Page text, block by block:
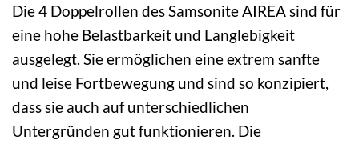
Die 4 Doppelrollen des Samsonite AIREA sind für
eine hohe Belastbarkeit und Langlebigkeit
ausgelegt. Sie ermöglichen eine extrem sanfte
und leise Fortbewegung und sind so konzipiert,
dass sie auch auf unterschiedlichen
Untergründen gut funktionieren. Die